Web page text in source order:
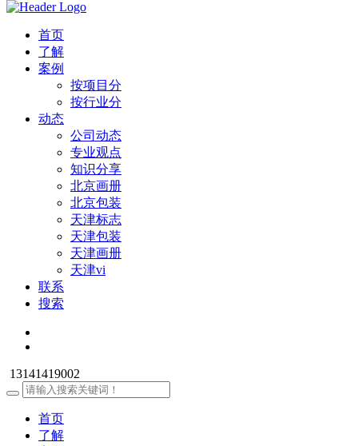
首页
了解
案例
按项目分
按行业分
动态
公司动态
专业观点
知识分享
北京画册
北京包装
天津标志
天津包装
天津画册
天津vi
联系
搜索
13141419002
首页
了解